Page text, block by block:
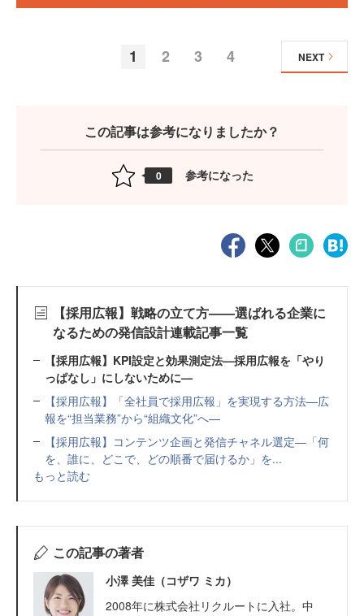
1 2 3 4 NEXT
この記事は参考になりましたか？
0 参考になった
【採用広報】戦略の立て方——選ばれる企業に
なるための発信設計連載記事一覧
【採用広報】KPI設定と効果測定法—採用広報を「やり
っぱなし」にしないために—
【採用広報】「全社員で採用広報」を実現する方法—広
報を“担当業務”から“組織文化”へ—
【採用広報】コンテンツ企画と発信チャネル選定—「何
を、誰に、どこで、どの順番で届けるか」を...
もっと読む
この記事の著者
小澤 美佳（コザワ ミカ）
2008年に株式会社リクルートに入社。中